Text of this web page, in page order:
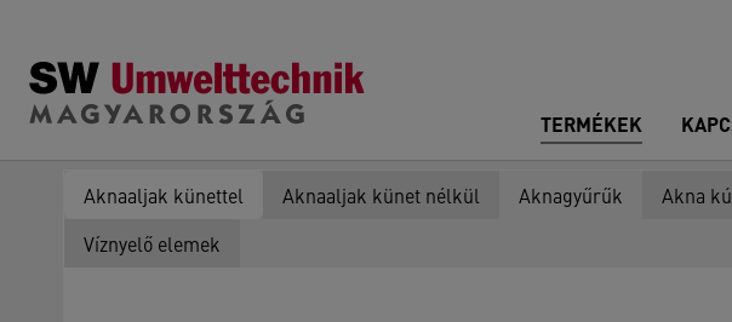
TERMÉKEK
Aknaaljak künettel Aknaaljak künet nélkül Aknagyűrűk Akna
Víznyelő elemek